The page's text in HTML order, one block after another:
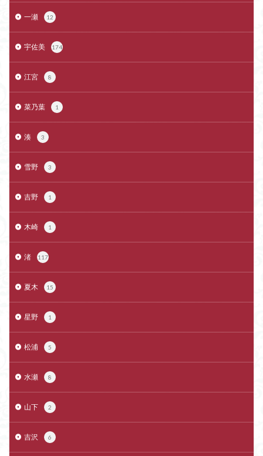
一瀬 12
宇佐美 174
江宮 8
菜乃葉 1
湊 3
雪野 3
吉野 1
木崎 1
渚 117
夏木 15
星野 1
松浦 5
水瀬 8
山下 2
吉沢 6